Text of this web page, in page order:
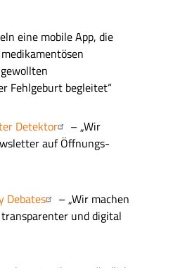
eine mobile App, die
Fehlgeburt begleitet“
Detektor
– „Wir
auf Öffnungs-
Debates
– „Wir machen
und digital